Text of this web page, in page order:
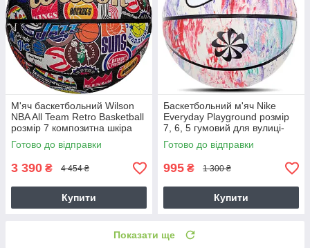
М'яч баскетбольний Wilson
NBA All Team Retro Basketball
розмір 7 композитна шкіра
оригінал (WZ4028501XB7)
Готово до відправки
3 390 ₴ 4 454 ₴
Купити
Баскетбольний м'яч Nike
Everyday Playground розмір
7, 6, 5 гумовий для вулиці-
зали оригінал
(N.100.7037.944.07)
Готово до відправки
995 ₴ 1 300 ₴
Купити
Показати ще